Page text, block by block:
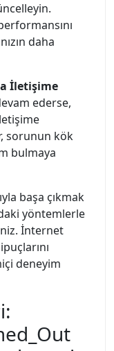
daha
İletişime
ederse,
sorunun kök
bulmaya
başa çıkmak
yöntemlerle
İnternet
deneyim